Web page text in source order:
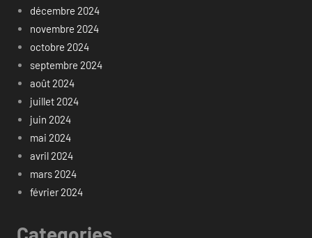
décembre 2024
novembre 2024
octobre 2024
septembre 2024
août 2024
juillet 2024
juin 2024
mai 2024
avril 2024
mars 2024
février 2024